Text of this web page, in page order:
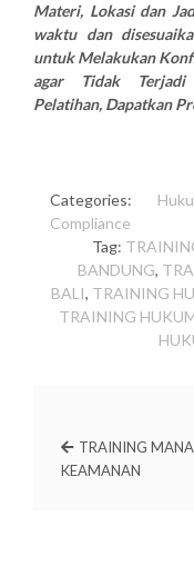
Materi, Lokasi dan
waktu dan
untuk Melakukan
agar Tidak Terjadi
Pelatihan, Dapatkan
Categories:
Compliance
Tag:
BANDUNG,
BALI, TRAINING
TRAINING
TRAINING
KEAMANAN